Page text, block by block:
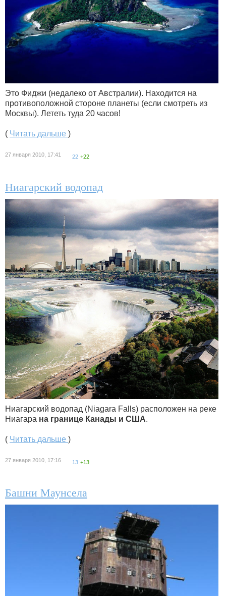
Это Фиджи (недалеко от Австралии). Находится на
противоположной стороне планеты (если смотреть из
Москвы). Лететь туда 20 часов!
( Читать дальше )
27 января 2010, 17:41 22 +22
Ниагарский водопад
Ниагарский водопад (Niagara Falls) расположен на реке
Ниагара на границе Канады и США.
( Читать дальше )
27 января 2010, 17:16 13 +13
Башни Маунсела